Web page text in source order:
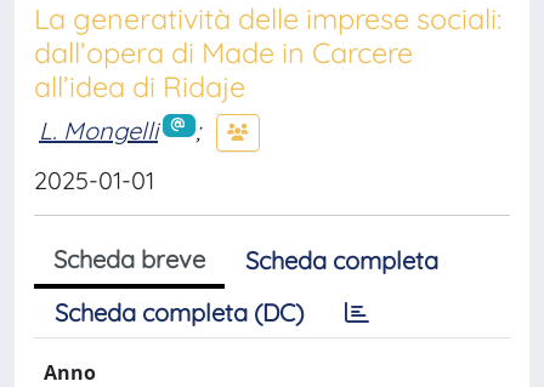
La generatività delle imprese sociali:
dall’opera di Made in Carcere
all’idea di Ridaje
L. Mongelli
;
2025-01-01
Scheda breve
Scheda completa
Scheda completa (DC)
Anno